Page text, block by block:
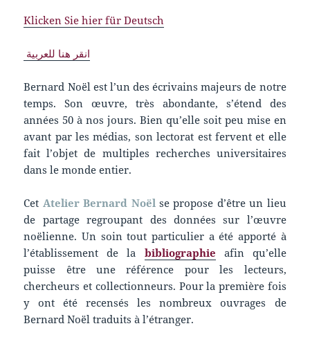
Klicken Sie hier für Deutsch
انقر هنا للعربية
Bernard Noël est l’un des écrivains majeurs de notre
temps. Son œuvre, très abondante, s’étend des
années 50 à nos jours. Bien qu’elle soit peu mise en
avant par les médias, son lectorat est fervent et elle
fait l’objet de multiples recherches universitaires
dans le monde entier.
Cet Atelier Bernard Noël se propose d’être un lieu
de partage regroupant des données sur l’œuvre
noëlienne. Un soin tout particulier a été apporté à
l’établissement de la bibliographie afin qu’elle
puisse être une référence pour les lecteurs,
chercheurs et collectionneurs. Pour la première fois
y ont été recensés les nombreux ouvrages de
Bernard Noël traduits à l’étranger.